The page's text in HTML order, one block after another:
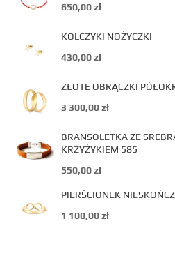
650,00zł
KOLCZYKI NOŻYCZKI
430,00zł
ZŁOTE OBRĄCZKI
3 300,00zł
BRANSOLETKA ZE
KRZYŻYKIEM 585
550,00zł
PIERŚCIONEK
1 100,00zł